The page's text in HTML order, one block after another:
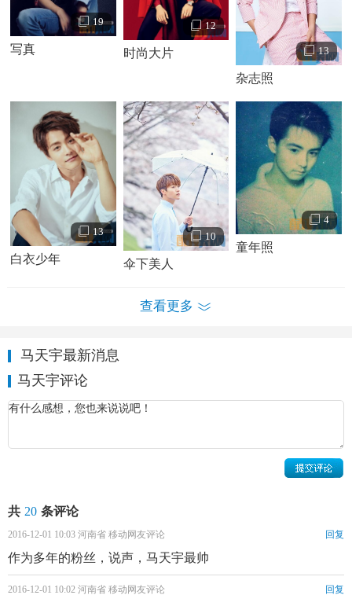
马天宇的家庭背景
马天宇吃过很多苦，成长经历比较坎坷。1986年7月12
日，出生于山东省德州市武城县一个农村家庭，并在那里度
了母亲，他的“酒鬼爸爸”也从此负债离家出走，他是和两个
姐姐跟着年迈的爷爷奶奶长大的，为了生计尚未成年的他就
世，父亲留下一身债务离家出走，他从小就跟着爷爷奶奶生
活。从小，马天宇就是“打工达人”，曾在德州做餐厅小工，
19
写真
12
时尚大片 13
杂志照
13
白衣少年
10
伞下美人
4
童年照
查看更多
马天宇最新消息
马天宇评论
共 20 条评论
2016-12-01 10:03 河南省 移动网友评论 回复
作为多年的粉丝，说声，马天宇最帅
2016-12-01 10:02 河南省 移动网友评论 回复